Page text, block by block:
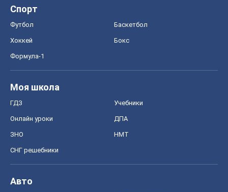
Спорт
Футбол Баскетбол
Хоккей Бокс
Формула-1
Моя школа
ГДЗ Учебники
Онлайн уроки ДПА
ЗНО НМТ
СНГ решебники
Авто